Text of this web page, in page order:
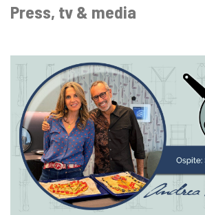
Press, tv & media